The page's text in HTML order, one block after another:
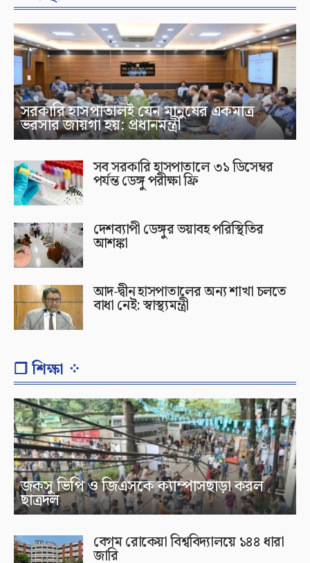
সরকারি হাসপাতালই যেন মানুষের একমাত্র
ভরসার জায়গা হয়: প্রধানমন্ত্রী
সব সরকারি হাসপাতালে ৩১ ডিসেম্বর
পর্যন্ত ডেঙ্গু পরীক্ষা ফ্রি
দেশব্যাপী ডেঙ্গুর ভয়াবহ পরিস্থিতির
আশঙ্কা
আদ-দ্বীন হাসপাতালের অন্য শাখা চলতে
বাধা নেই: স্বাস্থ্যমন্ত্রী
❐ শিক্ষা ⁘
জকসু ভিপি ও জিএসকে ক্যাম্পাসছাড়া করল
ছাত্রদল
বেগম রোকেয়া বিশ্ববিদ্যালয়ে ১৪৪ ধারা
জারি